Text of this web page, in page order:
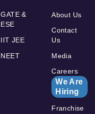
GATE &
ESE
IIT JEE
NEET
About Us
Contact
Us
Media
Careers
We Are
Hiring
Franchise